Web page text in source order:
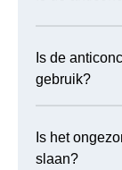
Is de
gebruik?
Is het
slaan?